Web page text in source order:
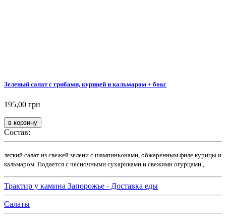
Зеленый салат с грибами, курицей и кальмаром + бокс
195,00 грн
Состав:
легкий салат из свежей зелени с шампиньонами, обжаренным филе курицы и
кальмаром. Подается с чесночными сухариками и свежими огурцами.,
Трактир у камина Запорожье - Доставка еды
Салаты